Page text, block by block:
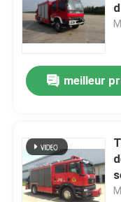
meilleur